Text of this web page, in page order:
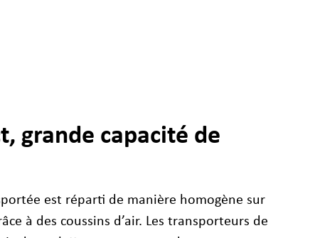
grande capacité de
est réparti de manière homogène sur
à des coussins d’air. Les transporteurs de